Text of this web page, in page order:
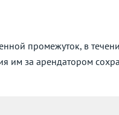
промежуток, в
им за арендатором